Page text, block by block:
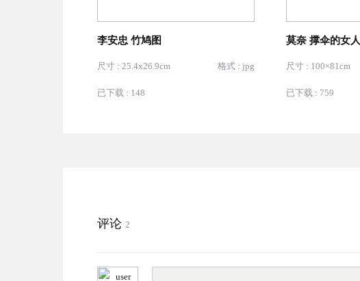
李安忠 竹鸠图
尺寸 : 25.4x26.9cm 格式 : jpg
已下载 : 148
莫奈 撑伞的女人
尺寸 : 100×81cm
已下载 : 759
评论 2